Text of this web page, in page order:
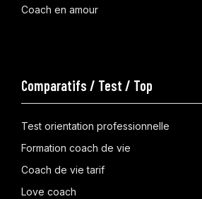
Coach en amour
Comparatifs / Test / Top
Test orientation professionnelle
Formation coach de vie
Coach de vie tarif
Love coach